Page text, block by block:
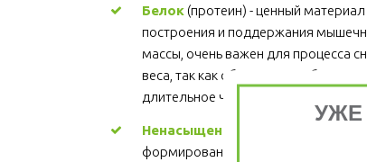
Белок (протеин) - ценный
построения и поддержания
массы, очень важен для процесса
веса, так как обеспечивает более
длительное чувство сытости.
Ненасыщенные жиры
формировании структуры каждой